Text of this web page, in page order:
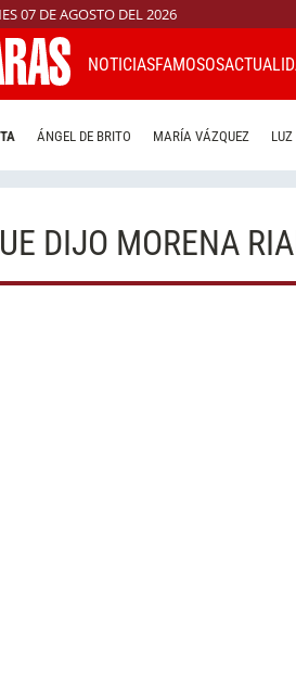
07 DE AGOSTO DEL 2026
NOTICIASFAMOSOS
ÁNGEL DE BRITO MARÍA VÁZQUEZ LUZ
DIJO MORENA